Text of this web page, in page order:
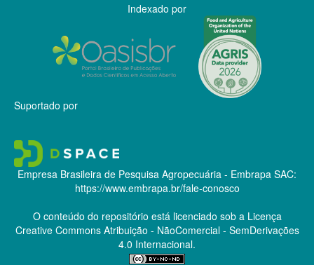
Indexado por
Suportado por
Empresa Brasileira de Pesquisa Agropecuária - Embrapa SAC:
https://www.embrapa.br/fale-conosco
O conteúdo do repositório está licenciado sob a Licença
Creative CommonsAtribuição - NãoComercial - SemDerivações
4.0 Internacional.